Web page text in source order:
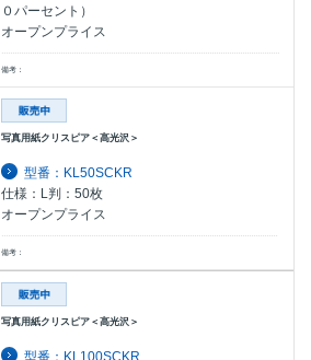
０パーセント）
オープンプライス
備考：
写真用紙クリスピア＜高光沢＞
型番：KL50SCKR
仕様：L判：50枚
オープンプライス
備考：
写真用紙クリスピア＜高光沢＞